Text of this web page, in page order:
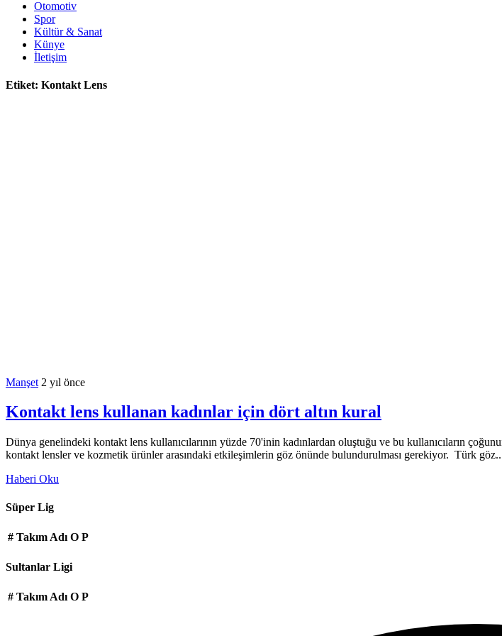
Otomotiv
Spor
Kültür & Sanat
Künye
İletişim
Etiket: Kontakt Lens
Manşet 2 yıl önce
Kontakt lens kullanan kadınlar için dört altın kural
Dünya genelindeki kontakt lens kullanıcılarının yüzde 70'inin kadınlardan oluştuğu ve bu kullanıcıların
kontakt lensler ve kozmetik ürünler arasındaki etkileşimlerin göz önünde bulundurulması gerekiyor. Türk
Haberi Oku
Süper Lig
# Takım Adı O P
Sultanlar Ligi
# Takım Adı O P